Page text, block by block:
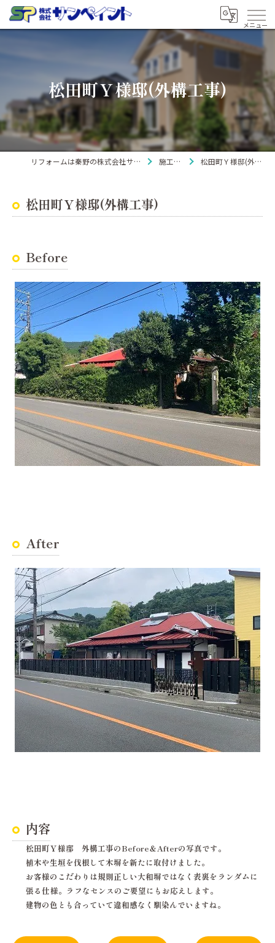
松田町Ｙ様邸(外構工事)
リフォームは秦野の株式会社サンペイント 施工事例 松田町Ｙ様邸(外構工事)
松田町Ｙ様邸(外構工事)
Before
After
内容
松田町Ｙ様邸 外構工事のBefore＆Afterの写真です。
植木や生垣を伐根して木塀を新たに取付けました。
お客様のこだわりは規則正しい大和塀ではなく 表裏をランダムに
張る仕様。 ラフなセンスのご要望にもお応えします。
建物の色とも合っていて違和感なく馴染んでいますね。